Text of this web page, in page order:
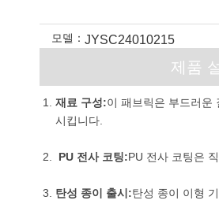
모델： JYSC24010215
제품
재료 구성:이 패브릭은 부드러운
시킵니다.
PU 전사 코팅:PU 전사 코팅은
탄성 종이 출시:탄성 종이 이형